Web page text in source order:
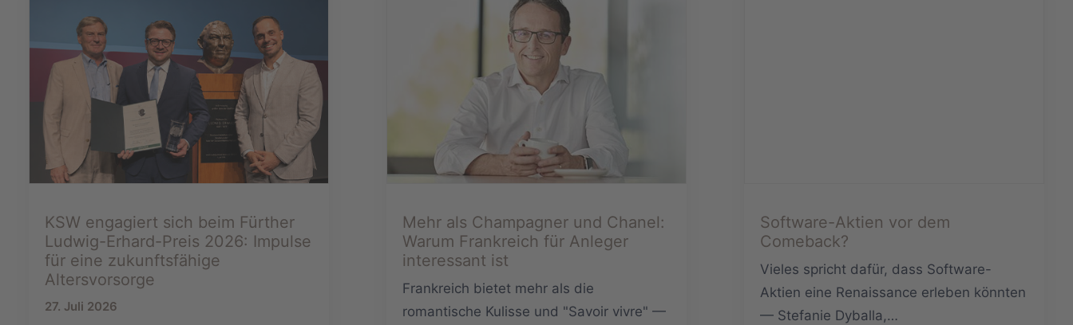
KSW engagiert sich beim Fürther
Ludwig-Erhard-Preis 2026: Impulse
für eine zukunftsfähige
Altersvorsorge
27. Juli 2026
Mehr als Champagner und Chanel:
Warum Frankreich für Anleger
interessant ist
Frankreich bietet mehr als die
romantische Kulisse und "Savoir vivre" —
Software-Aktien vor dem
Comeback?
Vieles spricht dafür, dass Software-
Aktien eine Renaissance erleben könnten
— Stefanie Dyballa,…